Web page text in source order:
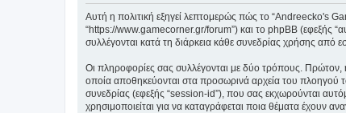
Αυτή η πολιτική εξηγεί λεπτομερώς πώς το “Andreecko's
“https://www.gamecorner.gr/forum”) και το phpBB (εφεξής
συλλέγονται κατά τη διάρκεια κάθε συνεδρίας χρήσης από
Οι πληροφορίες σας συλλέγονται με δύο τρόπους. Πρώτον,
οποία αποθηκεύονται στα προσωρινά αρχεία του πλοηγού
συνεδρίας (εφεξής “session-id”), που σας εκχωρούνται
χρησιμοποιείται για να καταγράφεται ποια θέματα έχουν